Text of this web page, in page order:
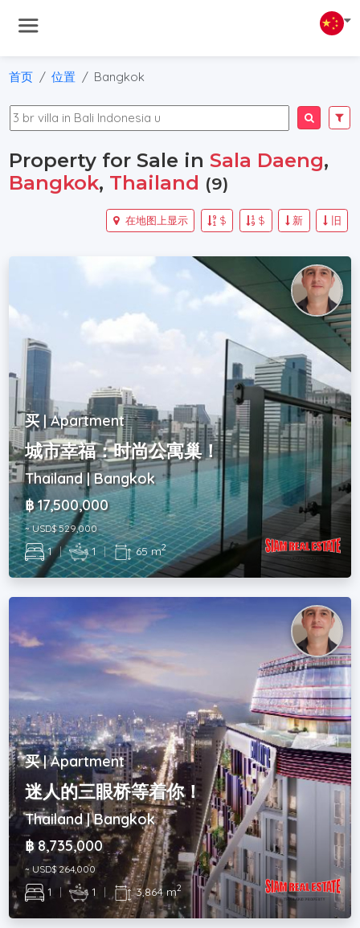
首页 位置 Bangkok
Property for Sale inSala Daeng,
Bangkok, Thailand (9)
旧
新
$
$
在地图上显示
买 | Apartment
城市幸福：时尚公寓巢！
Thailand | Bangkok
฿ 17,500,000
~ USD$ 529,000
1 | 1 | 65 m2
买 | Apartment
迷人的三眼桥等着你！
Thailand | Bangkok
฿ 8,735,000
~ USD$ 264,000
1 | 1 | 3,864 m2